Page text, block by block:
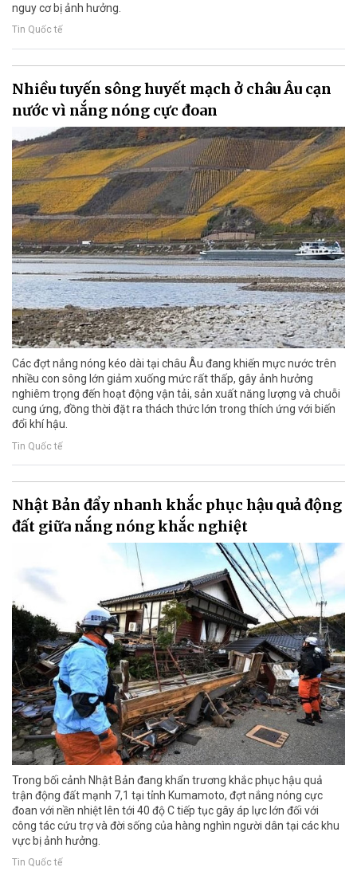
nguy cơ bị ảnh hưởng.
Tin Quốc tế
Nhiều tuyến sông huyết mạch ở châu Âu cạn
nước vì nắng nóng cực đoan
Các đợt nắng nóng kéo dài tại châu Âu đang khiến mực nước trên
nhiều con sông lớn giảm xuống mức rất thấp, gây ảnh hưởng
nghiêm trọng đến hoạt động vận tải, sản xuất năng lượng và chuỗi
cung ứng, đồng thời đặt ra thách thức lớn trong thích ứng với biến
đổi khí hậu.
Tin Quốc tế
Nhật Bản đẩy nhanh khắc phục hậu quả động
đất giữa nắng nóng khắc nghiệt
Trong bối cảnh Nhật Bản đang khẩn trương khắc phục hậu quả
trận động đất mạnh 7,1 tại tỉnh Kumamoto, đợt nắng nóng cực
đoan với nền nhiệt lên tới 40 độ C tiếp tục gây áp lực lớn đối với
công tác cứu trợ và đời sống của hàng nghìn người dân tại các khu
vực bị ảnh hưởng.
Tin Quốc tế